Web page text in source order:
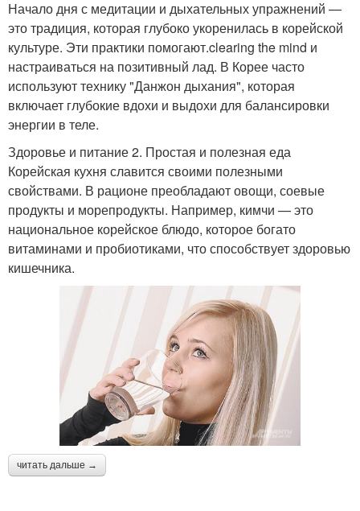
Начало дня с медитации и дыхательных упражнений —
это традиция, которая глубоко укоренилась в корейской
культуре. Эти практики помогают.clearing the mind и
настраиваться на позитивный лад. В Корее часто
используют технику "Данжон дыхания", которая
включает глубокие вдохи и выдохи для балансировки
энергии в теле.
Здоровье и питание 2. Простая и полезная еда
Корейская кухня славится своими полезными
свойствами. В рационе преобладают овощи, соевые
продукты и морепродукты. Например, кимчи — это
национальное корейское блюдо, которое богато
витаминами и пробиотиками, что способствует здоровью
кишечника.
читать дальше →